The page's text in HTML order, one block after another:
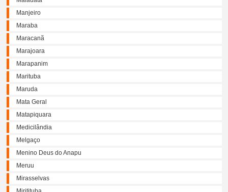
Manjeiro
Maraba
Maracanã
Marajoara
Marapanim
Marituba
Maruda
Mata Geral
Matapiquara
Medicilândia
Melgaço
Menino Deus do Anapu
Meruu
Mirasselvas